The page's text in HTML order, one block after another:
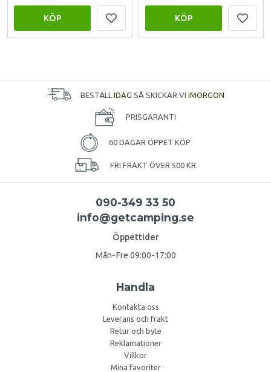
KÖP KÖP
BESTÄLL IDAG SÅ SKICKAR VI IMORGON
PRISGARANTI
60 DAGAR ÖPPET KÖP
FRI FRAKT ÖVER 500 KR
090-349 33 50
info@getcamping.se
Öppettider
Mån-Fre 09:00-17:00
Handla
Kontakta oss
Leverans och frakt
Retur och byte
Reklamationer
Villkor
Mina favoriter